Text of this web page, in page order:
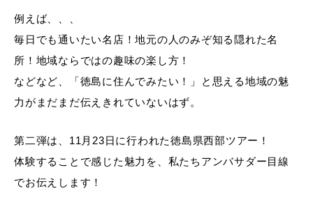
例えば、、、
毎日でも通いたい名店！地元の人のみぞ知る隠れた名
所！地域ならではの趣味の楽し方！
などなど、「徳島に住んでみたい！」と思える地域の魅
力がまだまだ伝えきれていないはず。
第二弾は、11月23日に行われた徳島県西部ツアー！
体験することで感じた魅力を、私たちアンバサダー目線
でお伝えします！